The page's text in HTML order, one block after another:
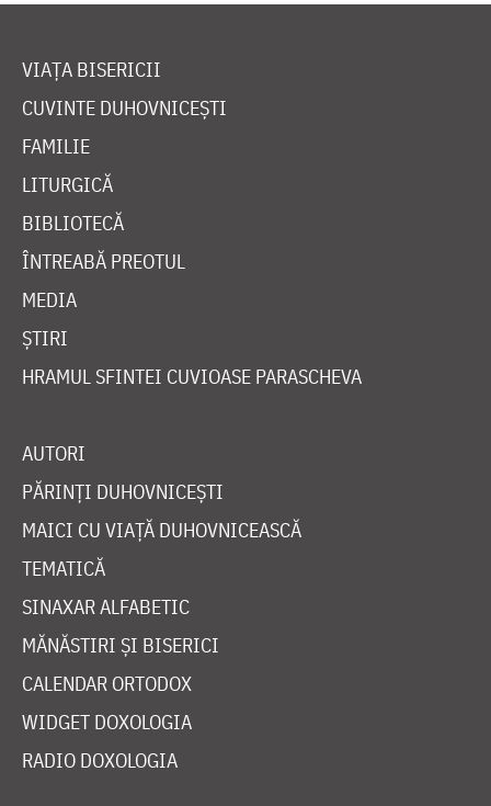
VIAȚA BISERICII
CUVINTE DUHOVNICEȘTI
FAMILIE
LITURGICĂ
BIBLIOTECĂ
ÎNTREABĂ PREOTUL
MEDIA
ȘTIRI
HRAMUL SFINTEI CUVIOASE PARASCHEVA
AUTORI
PĂRINȚI DUHOVNICEȘTI
MAICI CU VIAȚĂ DUHOVNICEASCĂ
TEMATICĂ
SINAXAR ALFABETIC
MĂNĂSTIRI ȘI BISERICI
CALENDAR ORTODOX
WIDGET DOXOLOGIA
RADIO DOXOLOGIA